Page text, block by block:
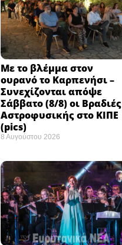
Με το βλέμμα στον
ουρανό το Καρπενήσι –
Συνεχίζονται απόψε
Σάββατο (8/8) οι Βραδιές
Αστροφυσικής στο ΚΙΠΕ
(pics)
8 Αυγούστου 2026